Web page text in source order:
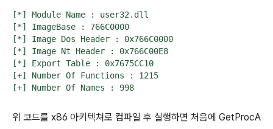
[*] Module Name : user32.dll
[*] ImageBase : 766C0000
[*] Image Dos Header : 0x766C0000
[*] Image Nt Header : 0x766C00E8
[*] Export Table : 0x7675CC10
[+] Number Of Functions : 1215
[+] Number Of Names : 998
위 코드를 x86 아키텍쳐로 컴파일 후 실행하면 처음에 GetProcA